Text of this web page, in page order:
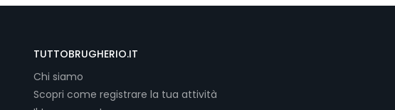
TUTTOBRUGHERIO.IT
Chi siamo
Scopri come registrare la tua attività